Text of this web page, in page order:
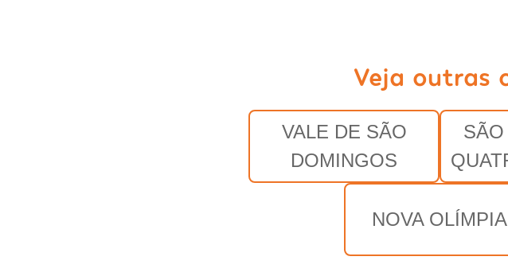
Veja outras
VALE DE SÃO
DOMINGOS
NOVA OLÍMPIA